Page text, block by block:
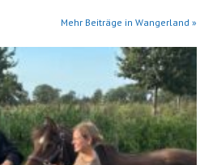
Mehr Beiträge in Wangerland »